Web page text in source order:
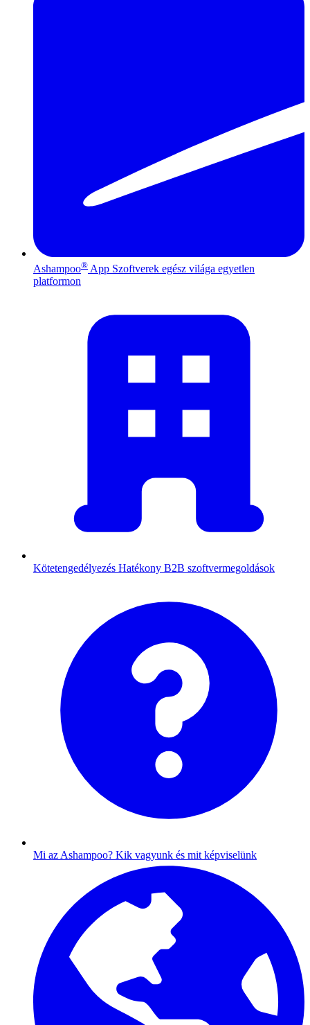
Ashampoo® App Szoftverek egész világa egyetlen
platformon
Kötetengedélyezés Hatékony B2B szoftvermegoldások
Mi az Ashampoo? Kik vagyunk és mit képviselünk